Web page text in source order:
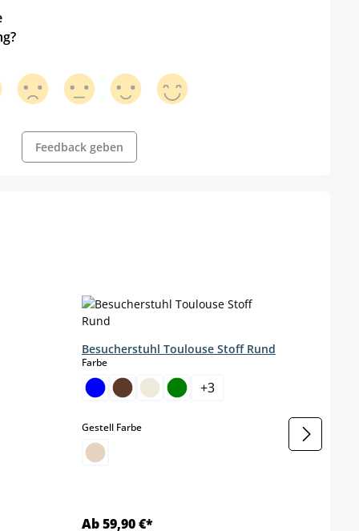
Feedback geben
Besucherstuhl Toulouse Stoff Rund
Farbeauswählen
+3
Gestell Farbeauswählen
Ab 59,90 €*